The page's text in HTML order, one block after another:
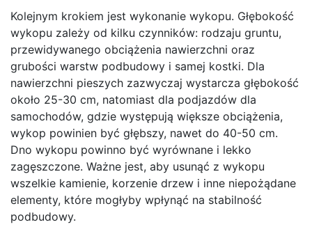
Kolejnym krokiem jest wykonanie wykopu. Głębokość
wykopu zależy od kilku czynników: rodzaju gruntu,
przewidywanego obciążenia nawierzchni oraz
grubości warstw podbudowy i samej kostki. Dla
nawierzchni pieszych zazwyczaj wystarcza głębokość
około 25-30 cm, natomiast dla podjazdów dla
samochodów, gdzie występują większe obciążenia,
wykop powinien być głębszy, nawet do 40-50 cm.
Dno wykopu powinno być wyrównane i lekko
zagęszczone. Ważne jest, aby usunąć z wykopu
wszelkie kamienie, korzenie drzew i inne niepożądane
elementy, które mogłyby wpłynąć na stabilność
podbudowy.